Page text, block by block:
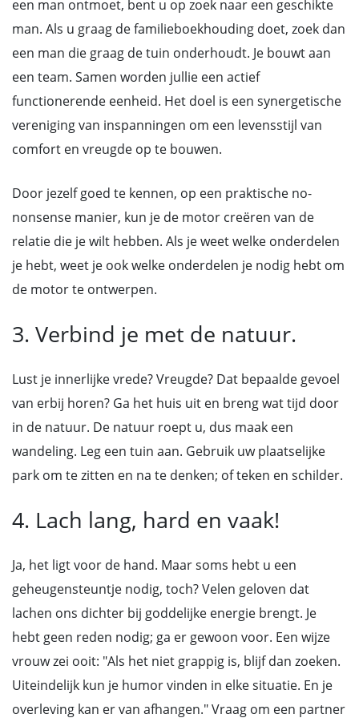
een man ontmoet, bent u op zoek naar een geschikte
man. Als u graag de familieboekhouding doet, zoek dan
een man die graag de tuin onderhoudt. Je bouwt aan
een team. Samen worden jullie een actief
functionerende eenheid. Het doel is een synergetische
vereniging van inspanningen om een levensstijl van
comfort en vreugde op te bouwen.
Door jezelf goed te kennen, op een praktische no-
nonsense manier, kun je de motor creëren van de
relatie die je wilt hebben. Als je weet welke onderdelen
je hebt, weet je ook welke onderdelen je nodig hebt om
de motor te ontwerpen.
3. Verbind je met de natuur.
Lust je innerlijke vrede? Vreugde? Dat bepaalde gevoel
van erbij horen? Ga het huis uit en breng wat tijd door
in de natuur. De natuur roept u, dus maak een
wandeling. Leg een tuin aan. Gebruik uw plaatselijke
park om te zitten en na te denken; of teken en schilder.
4. Lach lang, hard en vaak!
Ja, het ligt voor de hand. Maar soms hebt u een
geheugensteuntje nodig, toch? Velen geloven dat
lachen ons dichter bij goddelijke energie brengt. Je
hebt geen reden nodig; ga er gewoon voor. Een wijze
vrouw zei ooit: "Als het niet grappig is, blijf dan zoeken.
Uiteindelijk kun je humor vinden in elke situatie. En je
overleving kan er van afhangen." Vraag om een partner